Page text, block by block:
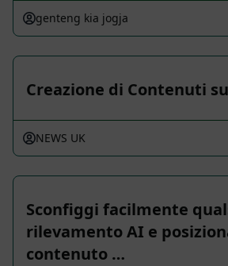
genteng kia jogja
Creazione di Contenuti
NEWS UK
Sconfiggi facilmente
rilevamento AI e
contenuto …